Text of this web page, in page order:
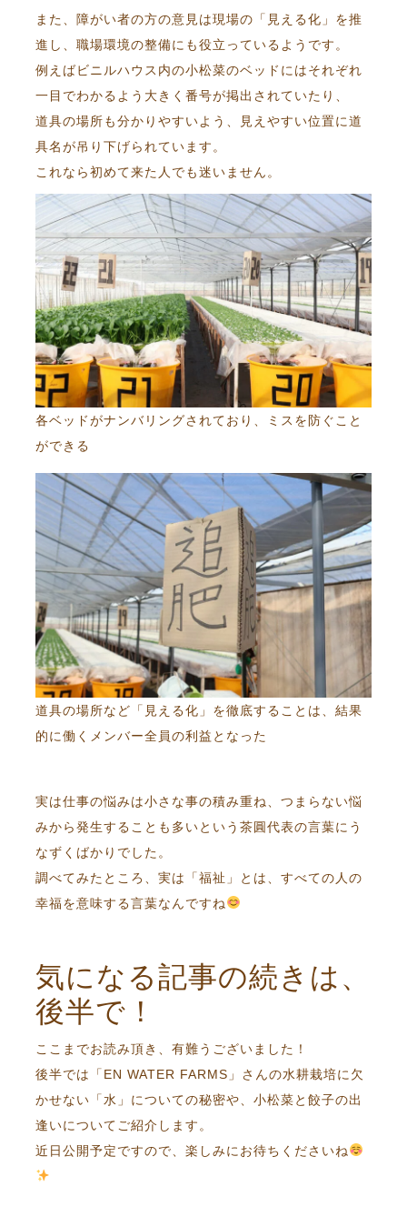
また、障がい者の方の意見は現場の「見える化」を推
進し、職場環境の整備にも役立っているようです。
例えばビニルハウス内の小松菜のベッドにはそれぞれ
一目でわかるよう大きく番号が掲出されていたり、
道具の場所も分かりやすいよう、見えやすい位置に道
具名が吊り下げられています。
これなら初めて来た人でも迷いません。
各ベッドがナンバリングされており、ミスを防ぐこと
ができる
道具の場所など「見える化」を徹底することは、結果
的に働くメンバー全員の利益となった
実は仕事の悩みは小さな事の積み重ね、つまらない悩
みから発生することも多いという茶圓代表の言葉にう
なずくばかりでした。
調べてみたところ、実は「福祉」とは、すべての人の
幸福を意味する言葉なんですね
気になる記事の続きは、
後半で！
ここまでお読み頂き、有難うございました！
後半では「EN WATER FARMS」さんの水耕栽培に欠
かせない「水」についての秘密や、小松菜と餃子の出
逢いについてご紹介します。
近日公開予定ですので、楽しみにお待ちくださいね